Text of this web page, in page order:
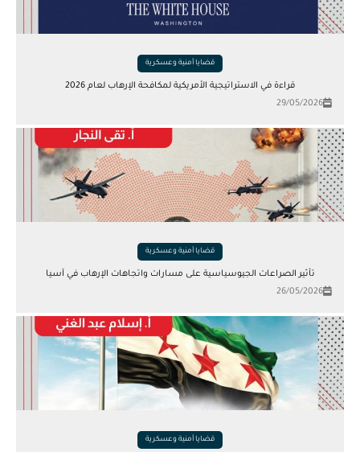
قضايا أمنية وعسكرية
قراءة في الاستراتيجية الأمريكية لمكافحة الإرهاب لعام 2026
29/05/2026
قضايا أمنية وعسكرية
تأثير الصراعات الجيوسياسية على مسارات واتجاهات الإرهاب في آسيا
26/05/2026
قضايا أمنية وعسكرية